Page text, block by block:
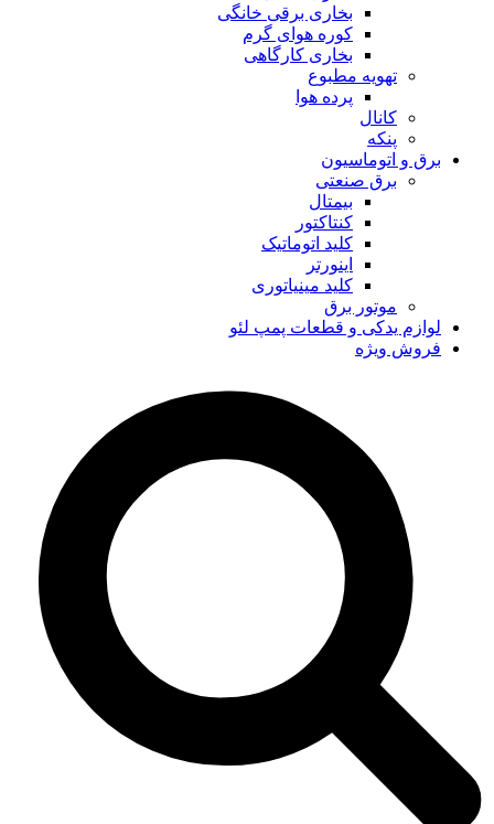
بخاری برقی خانگی
کوره هوای گرم
بخاری کارگاهی
تهویه مطبوع
پرده هوا
کانال
پنکه
برق و اتوماسیون
برق صنعتی
بیمتال
کنتاکتور
کلید اتوماتیک
اینورتر
کلید مینیاتوری
موتور برق
لوازم یدکی و قطعات پمپ لئو
فروش ویژه